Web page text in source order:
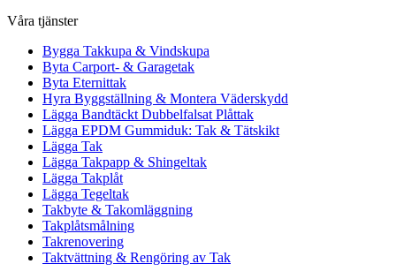
Våra tjänster
Bygga Takkupa & Vindskupa
Byta Carport- & Garagetak
Byta Eternittak
Hyra Byggställning & Montera Väderskydd
Lägga Bandtäckt Dubbelfalsat Plåttak
Lägga EPDM Gummiduk: Tak & Tätskikt
Lägga Tak
Lägga Takpapp & Shingeltak
Lägga Takplåt
Lägga Tegeltak
Takbyte & Takomläggning
Takplåtsmålning
Takrenovering
Taktvättning & Rengöring av Tak